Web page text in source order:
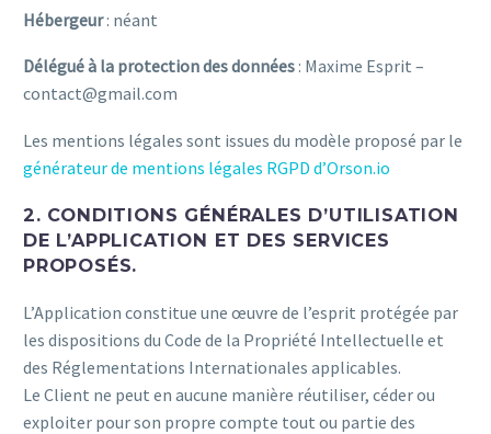
Hébergeur: néant
Délégué à la protection des données : Maxime Esprit –
contact@gmail.com
Les mentions légales sont issues du modèle proposé par le
générateur de mentions légales RGPD d’Orson.io
2. CONDITIONS GÉNÉRALES D’UTILISATION
DE L’APPLICATION ET DES SERVICES
PROPOSÉS.
L’Application constitue une œuvre de l’esprit protégée par
les dispositions du Code de la Propriété Intellectuelle et
des Réglementations Internationales applicables.
Le Client ne peut en aucune manière réutiliser, céder ou
exploiter pour son propre compte tout ou partie des